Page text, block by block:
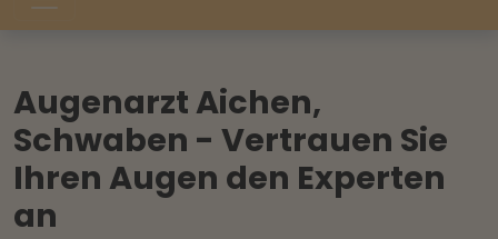
Augenarzt Aichen,
Schwaben - Vertrauen Sie
Ihren Augen den Experten
an